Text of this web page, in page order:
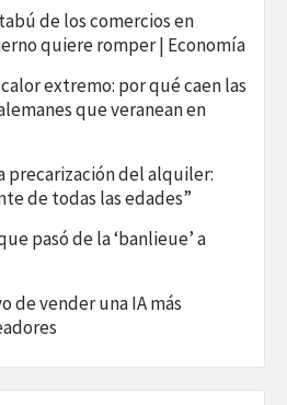
de los comercios en
quiere romper | Economía
extremo: por qué caen las
que veranean en
precarización del alquiler:
de todas las edades”
pasó de la ‘banlieue’ a
de vender una IA más